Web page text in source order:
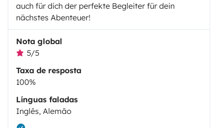
auch für dich der perfekte Begleiter für dein
nächstes Abenteuer!
Nota global
5/5
Taxa de resposta
100%
Línguas faladas
Inglês, Alemão